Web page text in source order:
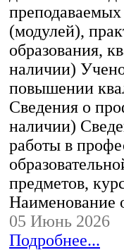
(модулей),
образования,
наличии)
повышении
Сведения о
наличии)
работы в
предметов,
Наименование
05 Июнь 2026
Подробнее...